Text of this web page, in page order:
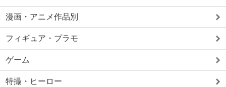
漫画・アニメ作品別
フィギュア・プラモ
ゲーム
特撮・ヒーロー